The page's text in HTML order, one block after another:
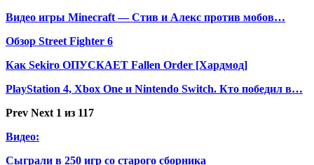
Видео игры Minecraft — Стив и Алекс против мобов…
Обзор Street Fighter 6
Как Sekiro ОПУСКАЕТ Fallen Order [Хардмод]
PlayStation 4, Xbox One и Nintendo Switch. Кто победил в…
Prev Next 1 из 117
Видео:
Сыграли в 250 игр со старого сборника